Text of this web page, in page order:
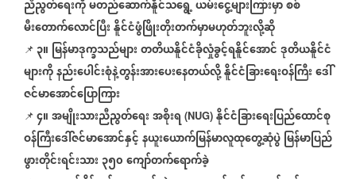
ညီညွတ်ရေးကိုမတည်ဆောက်နိူင်သရွေ့ယမ်းငွေ့များကြားမှာစစ်
မီးတောက်လောင်ပြီးနိူင်ငံဖွံဖြိုးတိုးတက်မှာမဟုတ်ဘူးလို့ဆို
📌 ၃။ မြန်မာဒုက္ခသည်များတတိယနိူင်ငံခိုလှုံခွင့်ရနိူင်အောင်ဒုတိယနိူင်ငံ
များကိုနည်းပေါင်းစုံနဲ့တွန်းအားပေးနေတယ်လို့နိူင်ငံခြားရေးဝန်ကြီးဒေါ်
ဇင်မာအောင်ပြောကြား
📌 ၄။အမျိုးသားညီညွတ်ရေးအစိုးရ (NUG) နိုင်ငံခြားရေးပြည်ထောင်စု
ဝန်ကြီးဒေါ်ဇင်မာအောင်နှင့်နယူးယောက်မြန်မာလူထုတွေ့ဆုံပွဲမြန်မာပြည်
ဖွားတိုင်းရင်းသား၃၅၀ကျော်တက်ရောက်ခဲ့